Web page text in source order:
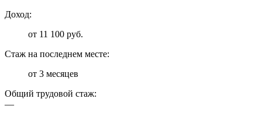
Доход:
от 11 100 руб.
Стаж на последнем месте:
от 3 месяцев
Общий трудовой стаж:
—